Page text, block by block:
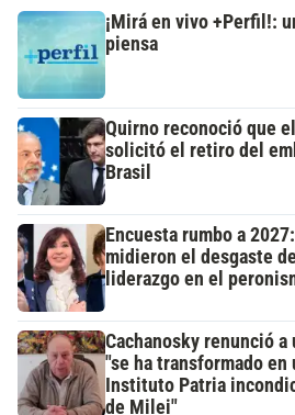
¡Mirá en vivo +Perfil!:
piensa
Quirno reconoció que
solicitó el retiro del
Brasil
Encuesta rumbo a
midieron el desgaste
liderazgo en el
Cachanosky renunció
"se ha transformado en
Instituto Patria
de Milei"